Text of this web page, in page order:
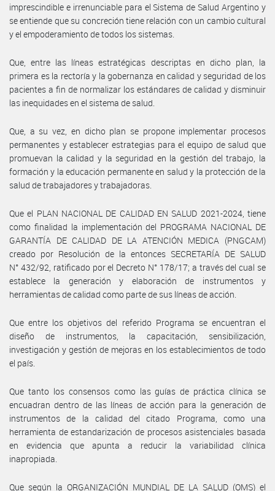
imprescindible e irrenunciable para el Sistema de Salud Argentino y
se entiende que su concreción tiene relación con un cambio cultural
y el empoderamiento de todos los sistemas.
Que, entre las líneas estratégicas descriptas en dicho plan, la
primera es la rectoría y la gobernanza en calidad y seguridad de los
pacientes a fin de normalizar los estándares de calidad y disminuir
las inequidades en el sistema de salud.
Que, a su vez, en dicho plan se propone implementar procesos
permanentes y establecer estrategias para el equipo de salud que
promuevan la calidad y la seguridad en la gestión del trabajo, la
formación y la educación permanente en salud y la protección de la
salud de trabajadores y trabajadoras.
Que el PLAN NACIONAL DE CALIDAD EN SALUD 2021-2024, tiene
como finalidad la implementación del PROGRAMA NACIONAL DE
GARANTÍA DE CALIDAD DE LA ATENCIÓN MEDICA (PNGCAM)
creado por Resolución de la entonces SECRETARÍA DE SALUD
N° 432/92, ratificado por el Decreto N° 178/17; a través del cual se
establece la generación y elaboración de instrumentos y
herramientas de calidad como parte de sus líneas de acción.
Que entre los objetivos del referido Programa se encuentran el
diseño de instrumentos, la capacitación, sensibilización,
investigación y gestión de mejoras en los establecimientos de todo
el país.
Que tanto los consensos como las guías de práctica clínica se
encuadran dentro de las líneas de acción para la generación de
instrumentos de la calidad del citado Programa, como una
herramienta de estandarización de procesos asistenciales basada
en evidencia que apunta a reducir la variabilidad clínica
inapropiada.
Que según la ORGANIZACIÓN MUNDIAL DE LA SALUD (OMS) el